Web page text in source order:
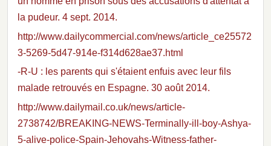
la pudeur. 4 sept. 2014.
http://www.dailycommercial.com/news/article_ce25572
3-5269-5d47-914e-f314d628ae37.html
-R-U : les parents qui s'étaient enfuis avec leur fils
malade retrouvés en Espagne. 30 août 2014.
http://www.dailymail.co.uk/news/article-
2738742/BREAKING-NEWS-Terminally-ill-boy-Ashya-
5-alive-police-Spain-Jehovahs-Witness-father-